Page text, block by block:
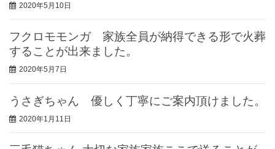
2020年5月10日
フクロモモンガ 家族全員が納得できる形で火葬
することが出来ました。
2020年5月7日
うさぎちゃん 優しく丁寧にご案内頂けました。
2020年1月11日